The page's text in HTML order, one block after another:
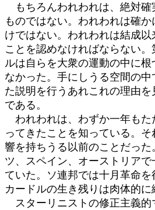
もちろんわれわれは、絶対確
ものではない。われわれは確
けではない。われわれは結成
ことを認めなければならない
ルは自らを大衆の運動の中に
なかった。手にしうる空間の
た説明を行うあれこれの理由
である。
われわれは、わずか一年もた
ってきたことを知っている。
響を持ちうる以前のことだった
ツ、スペイン、オーストリア
ていた。ソ連邦では十月革命を
カードルの生き残りは肉体的に
スターリニストの修正主義的